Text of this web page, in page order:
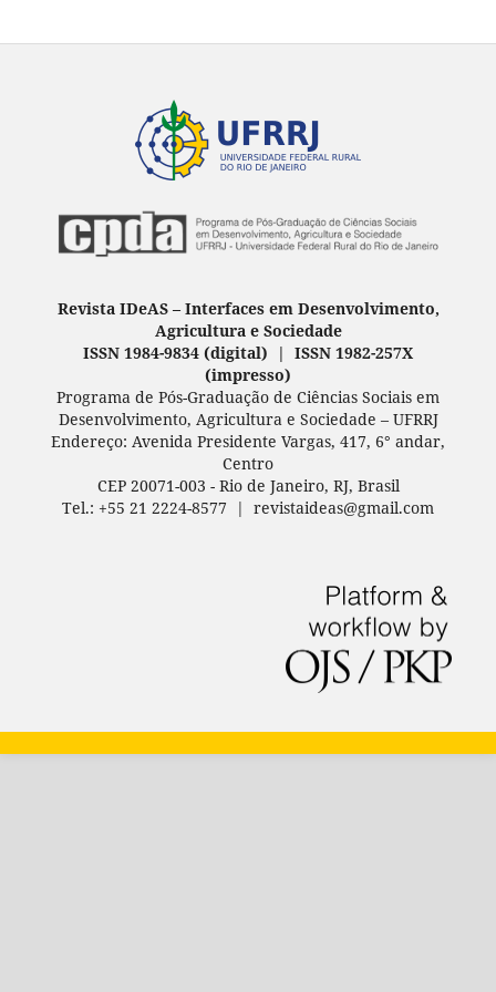
Revista IDeAS – Interfaces em Desenvolvimento,
Agricultura e Sociedade
ISSN 1984-9834 (digital) | ISSN 1982-257X
(impresso)
Programa de Pós-Graduação de Ciências Sociais em
Desenvolvimento, Agricultura e Sociedade – UFRRJ
Endereço: Avenida Presidente Vargas, 417, 6° andar,
Centro
CEP 20071-003 - Rio de Janeiro, RJ, Brasil
Tel.: +55 21 2224-8577 | revistaideas@gmail.com